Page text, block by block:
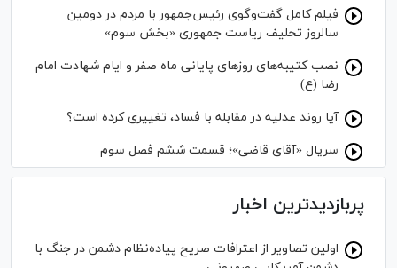
فیلم کامل گفت‌وگوی رئیس‌جمهور با مردم در دومین
سالروز تحلیف ریاست جمهوری «بخش سوم»
نصب کتیبه‌های روز‌های پایانی ماه صفر و ایام شهادت امام
رضا (ع)
آیا روند عدلیه در مقابله با فساد، تغییری کرده است؟
سریال «آقای قاضی»؛ قسمت ششم فصل سوم
پربازدیدترین اخبار
اولین تصاویر از اعترافات صریح پیاده‌نظام‌ دشمن در جنگ با